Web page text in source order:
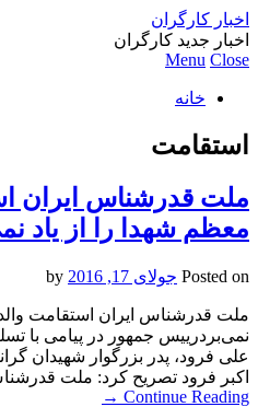
اخبار کارگران
اخبار جدید کارگران
Menu Close
خانه
استقامت
ملت قدرشناس ایران
معظم شهدا را از یاد
Posted on جولای 17, 2016
ملت قدرشناس ایران استقامت
نمی‌بردرییس جمهور در پیامی با
علی فرود، پدر بزرگوار شهیدان
اکبر فرود تصریح کرد: ملت
Continue Reading
→